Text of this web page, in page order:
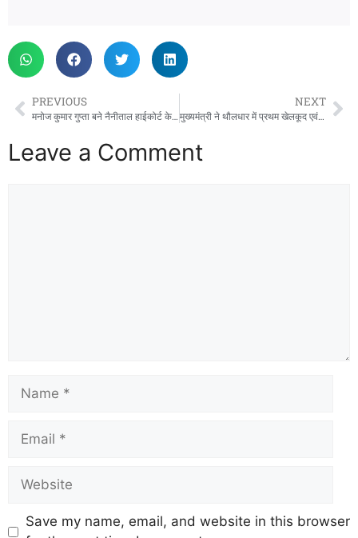
PREVIOUS
मनोज कुमार गुप्ता बने नैनीताल हाईकोर्ट के चीफ जस्टिस:राज्यपाल गुरमीत सिंह ने दिलाई शपथ, उत्तराखंड के 15वें मुख्य न्यायाधीश
NEXT
मुख्यमंत्री ने थौलधार में प्रथम खेलकूद एवं सांस्कृतिक महोत्सव में किया प्रतिभाग
Leave a Comment
Save my name, email, and website in this browser